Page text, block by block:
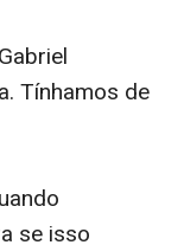
Tínhamos de
se isso